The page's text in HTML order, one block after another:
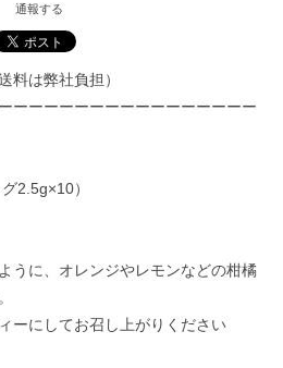
通報する
料は弊社負担）
ーーーーーーーーーーーーーーーー
2.5g×10）
うに、オレンジやレモンなどの柑橘
ーにしてお召し上がりください